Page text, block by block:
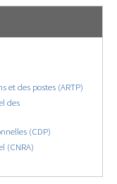
et des postes (ARTP)
des
(CDP)
(CNRA)